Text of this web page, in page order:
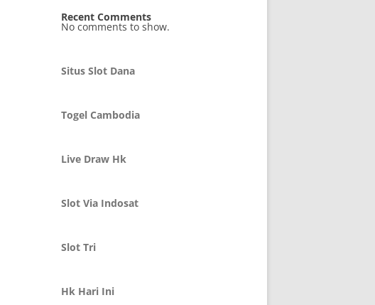
Recent Comments
No comments to show.
Situs Slot Dana
Togel Cambodia
Live Draw Hk
Slot Via Indosat
Slot Tri
Hk Hari Ini